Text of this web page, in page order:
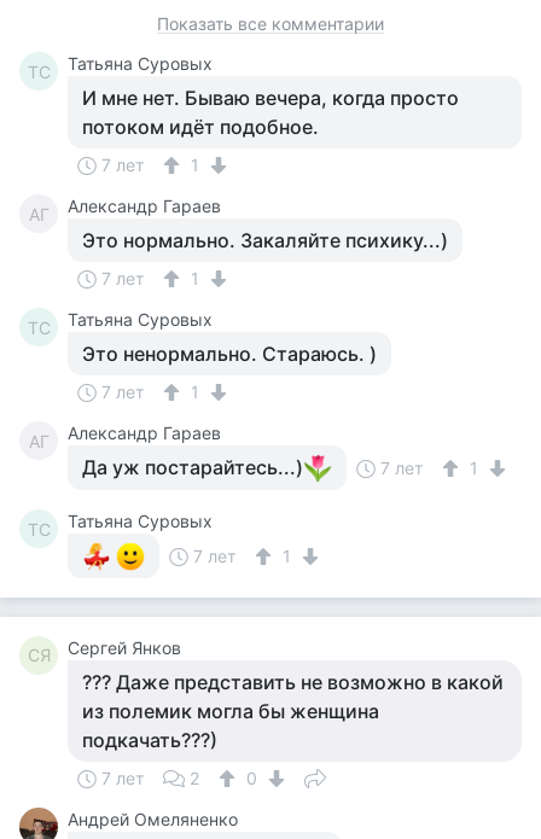
Показать все комментарии
ТС Татьяна Суровых
И мне нет. Бываю вечера, когда просто
потоком идёт подобное.
7 лет 1
АГ Александр Гараев
Это нормально. Закаляйте психику...)
7 лет 1
ТС Татьяна Суровых
Это ненормально. Стараюсь. )
7 лет 1
АГ Александр Гараев
Да уж постарайтесь...) 7 лет 1
ТС
Татьяна Суровых
7 лет
1
СЯ Сергей Янков
??? Даже представить не возможно в какой
из полемик могла бы женщина
подкачать???)
7 лет 2
0
Андрей Омеляненко